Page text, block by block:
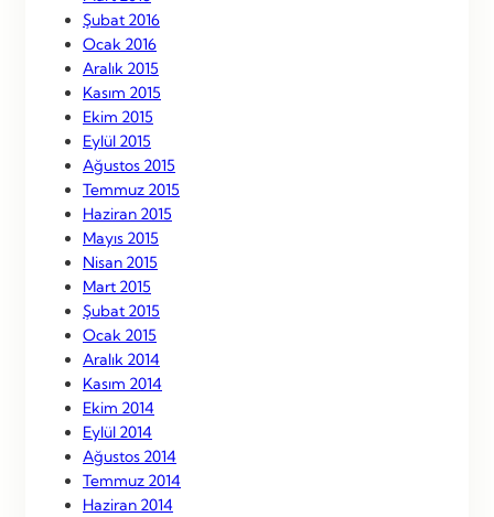
Şubat 2016
Ocak 2016
Aralık 2015
Kasım 2015
Ekim 2015
Eylül 2015
Ağustos 2015
Temmuz 2015
Haziran 2015
Mayıs 2015
Nisan 2015
Mart 2015
Şubat 2015
Ocak 2015
Aralık 2014
Kasım 2014
Ekim 2014
Eylül 2014
Ağustos 2014
Temmuz 2014
Haziran 2014